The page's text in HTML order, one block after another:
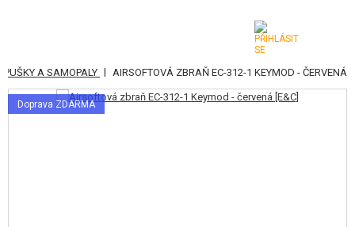
KATEGORIE
AIRSOFTOVÉ ZBRANĚ
PUŠKY A SAMOPALY | AIRSOFTOVÁ ZBRAŇ EC-312-1 KEYMOD - ČERVENÁ
Doprava ZDARMA